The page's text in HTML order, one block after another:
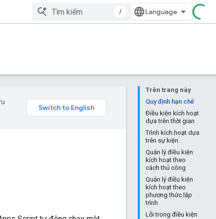
/
Trên trang này
Quy định hạn chế
Điều kiện kích hoạt
dựa trên thời gian
Trình kích hoạt dựa
trên sự kiện
Quản lý điều kiện
kích hoạt theo
cách thủ công
Quản lý điều kiện
kích hoạt theo
phương thức lập
trình
Lỗi trong điều kiện